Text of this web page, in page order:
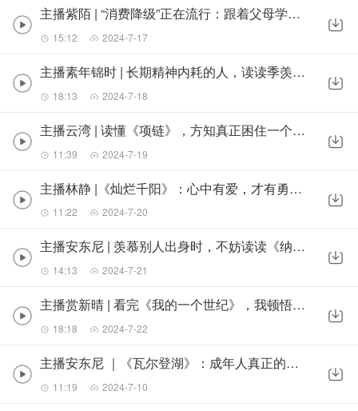
主播紫陌 | “消费降级”正在流行：跟着父母学省钱，抠门成瘾，人间清醒
15:12 2024-7-17
主播素年锦时 | 长期精神内耗的人，读读季羡林这6句话，读完就不累了
18:13 2024-7-18
主播云湾 | 读懂《项链》，方知真正困住一个人的，是弱者心态
11:39 2024-7-19
主播林静 |《灿烂千阳》：心中有爱，才有勇气砸断命运的枷锁
11:22 2024-7-20
主播安东尼 | 羡慕别人出身时，不妨读读《纳兰性德传》
14:13 2024-7-21
主播赏新晴 | 看完《我的一个世纪》，我顿悟了普通人改变命运的最好方式
18:18 2024-7-22
主播安东尼 ｜《瓦尔登湖》：成年人真正的疗愈，从看见自己开始
11:19 2024-7-10